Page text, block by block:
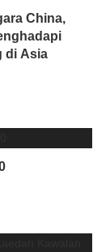
China,
di Asia